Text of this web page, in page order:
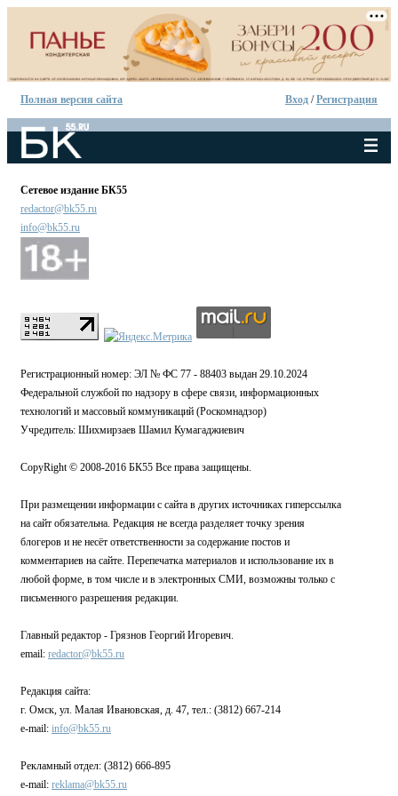
Полная версия сайта Вход /Регистрация
Сетевое издание БК55
redactor@bk55.ru
info@bk55.ru
Регистрационный номер: ЭЛ № ФС 77 - 88403 выдан 29.10.2024
Федеральной службой по надзору в сфере связи, информационных
технологий и массовый коммуникаций (Роскомнадзор)
Учредитель: Шихмирзаев Шамил Кумагаджиевич
CopyRight © 2008-2016 БК55 Все права защищены.
При размещении информации с сайта в других источниках гиперссылка
на сайт обязательна. Редакция не всегда разделяет точку зрения
блогеров и не несёт ответственности за содержание постов и
комментариев на сайте. Перепечатка материалов и использование их в
любой форме, в том числе и в электронных СМИ, возможны только с
письменного разрешения редакции.
Главный редактор - Грязнов Георгий Игоревич.
email: redactor@bk55.ru
Редакция сайта:
г. Омск, ул. Малая Ивановская, д. 47, тел.: (3812) 667-214
e-mail: info@bk55.ru
Рекламный отдел: (3812) 666-895
e-mail: reklama@bk55.ru